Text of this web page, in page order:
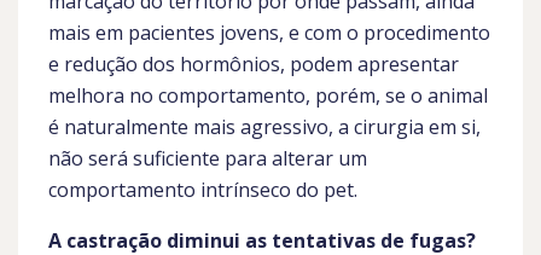
mais em pacientes jovens, e com o procedimento
e redução dos hormônios, podem apresentar
melhora no comportamento, porém, se o animal
é naturalmente mais agressivo, a cirurgia em si,
não será suficiente para alterar um
comportamento intrínseco do pet.
A castração diminui as tentativas de fugas?